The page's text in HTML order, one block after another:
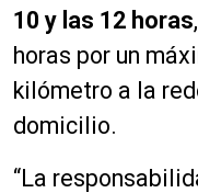
10 y las 12 horas
horas por un
kilómetro a la
domicilio.
“La